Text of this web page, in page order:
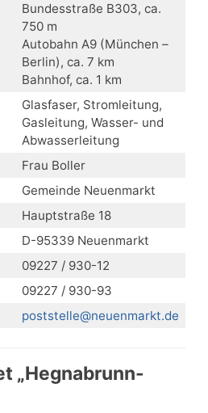
Bundesstraße B303, ca.
750 m
Autobahn A9 (München –
Berlin), ca. 7 km
Bahnhof, ca. 1 km
Glasfaser, Stromleitung,
Gasleitung, Wasser- und
Abwasserleitung
Frau Boller
Gemeinde Neuenmarkt
Hauptstraße 18
D-95339 Neuenmarkt
09227 / 930-12
09227 / 930-93
poststelle@neuenmarkt.de
„Hegnabrunn-